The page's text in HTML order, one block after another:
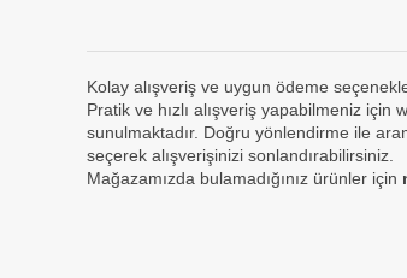
Kolay alışveriş ve uygun ödeme
Pratik ve hızlı alışveriş yapabilmeniz
sunulmaktadır. Doğru yönlendirme ile
seçerek alışverişinizi sonlandırabilirsiniz.
Mağazamızda bulamadığınız ürünler için